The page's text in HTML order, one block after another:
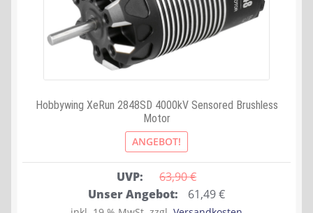
Hobbywing XeRun 2848SD 4000kV Sensored Brushless
Motor
ANGEBOT!
UVP: 63,90 €
Ursprünglicher
Unser Angebot: 61,49€Aktueller